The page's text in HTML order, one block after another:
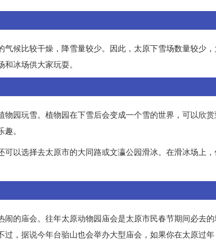
气候比较干燥，降雪量较少。因此，太原下雪场数量较少
冰场供大家玩耍。
物园玩雪。植物园在下雪后会变成一个雪的世界，可以欣
。
可以选择去太原市的大同路或文瀛公园滑冰。在滑冰场上
闹的庙会。往年太原动物园庙会是太原市民春节期间必去
过，据说今年台骀山也会举办大型庙会，如果你在太原过